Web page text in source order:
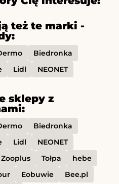
też te marki -
Biedronka
Lidl
NEONET
sklepy z
Biedronka
Lidl
NEONET
Zooplus Tołpa
hebe
Eobuwie
Bee.pl